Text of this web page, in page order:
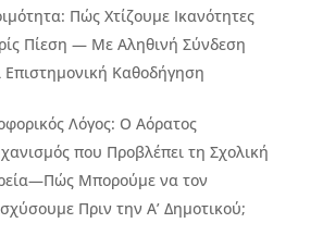
Πώς Χτίζουμε Ικανότητες
Πίεση — Με Αληθινή Σύνδεση
Επιστημονική Καθοδήγηση
Λόγος: Ο Αόρατος
που Προβλέπει τη Σχολική
Μπορούμε να τον
Πριν την Α’ Δημοτικού;